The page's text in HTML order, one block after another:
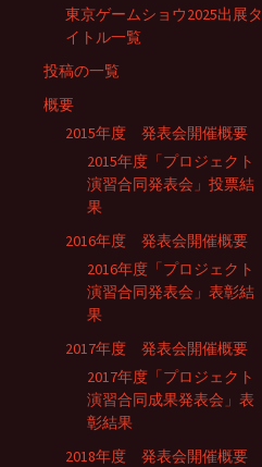
東京ゲームショウ2025出展タ
イトル一覧
投稿の一覧
概要
2015年度 発表会開催概要
2015年度「プロジェクト
演習合同発表会」投票結
果
2016年度 発表会開催概要
2016年度「プロジェクト
演習合同発表会」表彰結
果
2017年度 発表会開催概要
2017年度「プロジェクト
演習合同成果発表会」表
彰結果
2018年度 発表会開催概要